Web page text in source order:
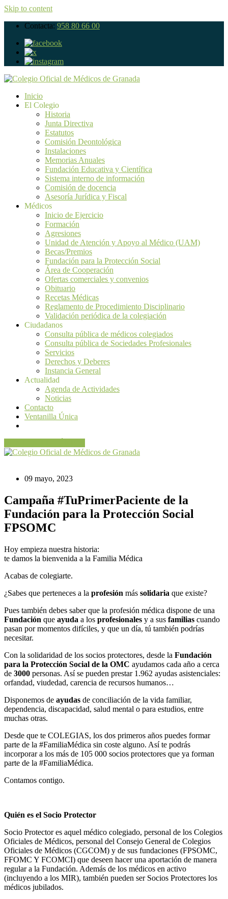
Skip to content
Contacta: 958 80 66 00
Inicio
El Colegio
Historia
Junta Directiva
Estatutos
Comisión Deontológica
Instalaciones
Memorias Anuales
Fundación Educativa y Científica
Sistema interno de información
Comisión de docencia
Asesoría Jurídica y Fiscal
Médicos
Inicio de Ejercicio
Formación
Agresiones
Unidad de Atención y Apoyo al Médico (UAM)
Becas/Premios
Fundación para la Protección Social
Área de Cooperación
Ofertas comerciales y convenios
Obituario
Recetas Médicas
Reglamento de Procedimiento Disciplinario
Validación periódica de la colegiación
Ciudadanos
Consulta pública de médicos colegiados
Consulta pública de Sociedades Profesionales
Servicios
Derechos y Deberes
Instancia General
Actualidad
Agenda de Actividades
Noticias
Contacto
Ventanilla Única
09 mayo, 2023
Campaña #TuPrimerPaciente de la
Fundación para la Protección Social
FPSOMC
Hoy empieza nuestra historia:
te damos la bienvenida a la Familia Médica
Acabas de colegiarte.
¿Sabes que perteneces a la profesión más solidaria que existe?
Pues también debes saber que la profesión médica dispone de una
Fundación que ayuda a los profesionales y a sus familias cuando
pasan por momentos difíciles, y que un día, tú también podrías
necesitar.
Con la solidaridad de los socios protectores, desde la Fundación
para la Protección Social de la OMC ayudamos cada año a cerca
de 3000 personas. Así se pueden prestar 1.962 ayudas asistenciales:
orfandad, viudedad, carencia de recursos humanos…
Disponemos de ayudas de conciliación de la vida familiar,
dependencia, discapacidad, salud mental o para estudios, entre
muchas otras.
Desde que te COLEGIAS, los dos primeros años puedes formar
parte de la #FamiliaMédica sin coste alguno. Así te podrás
incorporar a los más de 105 000 socios protectores que ya forman
parte de la #FamiliaMédica.
Contamos contigo.
Quién es el Socio Protector
Socio Protector es aquel médico colegiado, personal de los Colegios
Oficiales de Médicos, personal del Consejo General de Colegios
Oficiales de Médicos (CGCOM) y de sus fundaciones (FPSOMC,
FFOMC Y FCOMCI) que deseen hacer una aportación de manera
regular a la Fundación. Además de los médicos en activo
(incluyendo a los MIR), también pueden ser Socios Protectores los
médicos jubilados.